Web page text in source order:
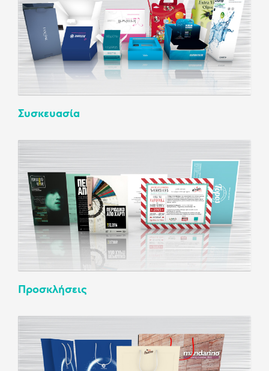
Συσκευασία
Προσκλήσεις